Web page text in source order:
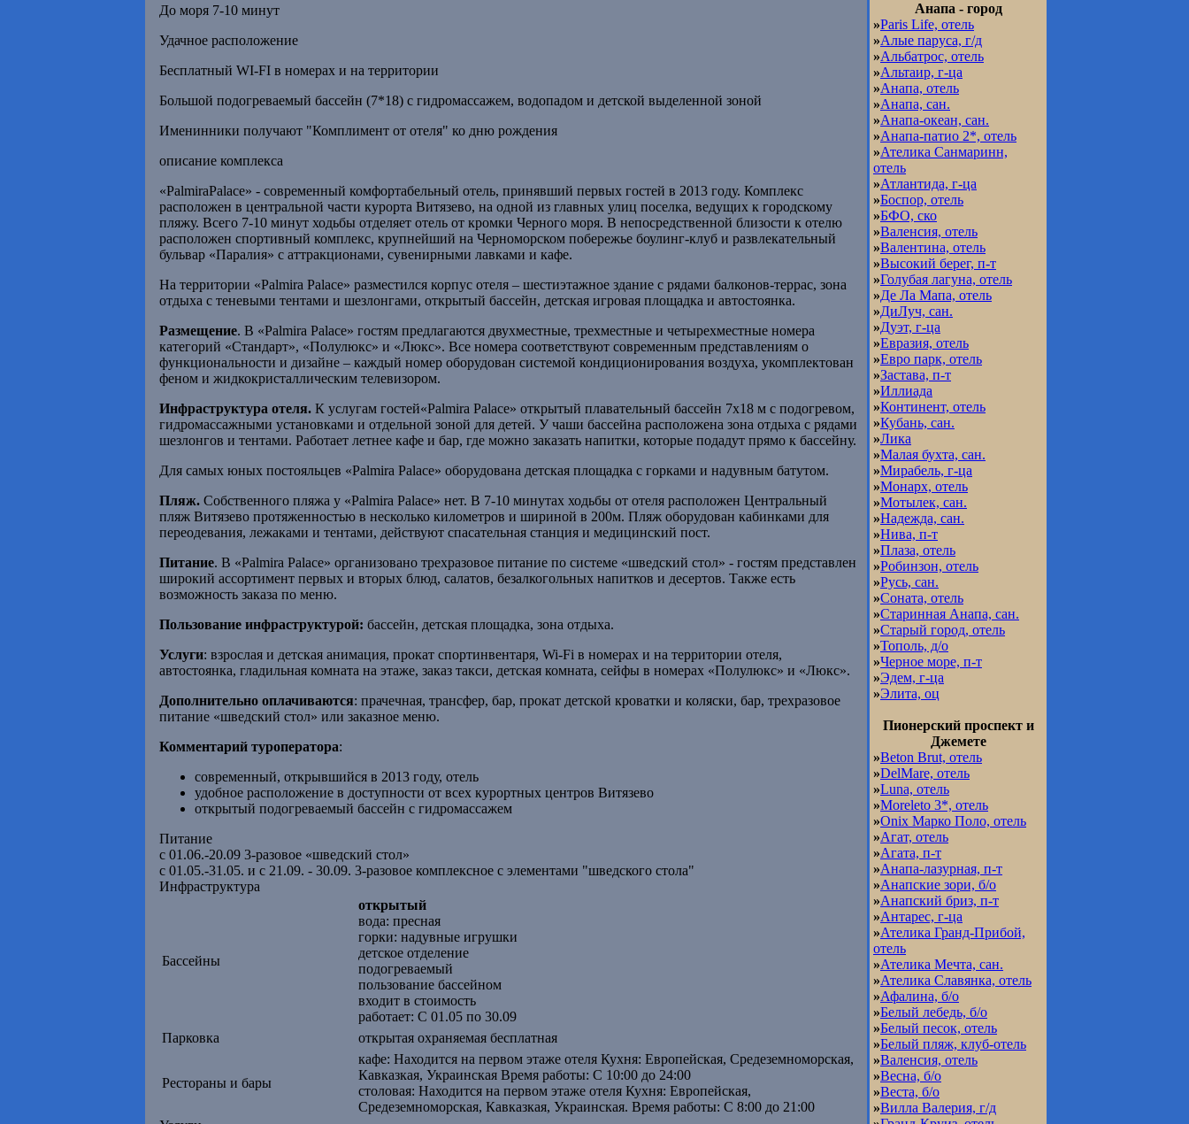
До моря 7-10 минут
Удачное расположение
Бесплатный WI-FI в номерах и на территории
Большой подогреваемый бассейн (7*18) с гидромассажем, водопадом и детской выделенной зоной
Именинники получают "Комплимент от отеля" ко дню рождения
описание комплекса
«PalmiraPalace» - современный комфортабельный отель, принявший первых гостей в 2013 году. Комплекс
расположен в центральной части курорта Витязево, на одной из главных улиц поселка, ведущих к городскому
пляжу. Всего 7-10 минут ходьбы отделяет отель от кромки Черного моря. В непосредственной близости к отелю
расположен спортивный комплекс, крупнейший на Черноморском побережье боулинг-клуб и развлекательный
бульвар «Паралия» с аттракционами, сувенирными лавками и кафе.
На территории «Palmira Palace» разместился корпус отеля – шестиэтажное здание с рядами балконов-террас, зона
отдыха с теневыми тентами и шезлонгами, открытый бассейн, детская игровая площадка и автостоянка.
Размещение. В «Palmira Palace» гостям предлагаются двухместные, трехместные и четырехместные номера
категорий «Стандарт», «Полулюкс» и «Люкс». Все номера соответствуют современным представлениям о
функциональности и дизайне – каждый номер оборудован системой кондиционирования воздуха, укомплектован
феном и жидкокристаллическим телевизором.
Инфраструктура отеля. К услугам гостей«Palmira Palace» открытый плавательный бассейн 7х18 м с подогревом,
гидромассажными установками и отдельной зоной для детей. У чаши бассейна расположена зона отдыха с рядами
шезлонгов и тентами. Работает летнее кафе и бар, где можно заказать напитки, которые подадут прямо к бассейну.
Для самых юных постояльцев «Palmira Palace» оборудована детская площадка с горками и надувным батутом.
Пляж. Собственного пляжа у «Palmira Palace» нет. В 7-10 минутах ходьбы от отеля расположен Центральный
пляж Витязево протяженностью в несколько километров и шириной в 200м. Пляж оборудован кабинками для
переодевания, лежаками и тентами, действуют спасательная станция и медицинский пост.
Питание. В «Palmira Palace» организовано трехразовое питание по системе «шведский стол» - гостям представлен
широкий ассортимент первых и вторых блюд, салатов, безалкогольных напитков и десертов. Также есть
возможность заказа по меню.
Пользование инфраструктурой: бассейн, детская площадка, зона отдыха.
Услуги: взрослая и детская анимация, прокат спортинвентаря, Wi-Fi в номерах и на территории отеля,
автостоянка, гладильная комната на этаже, заказ такси, детская комната, сейфы в номерах «Полулюкс» и «Люкс».
Дополнительно оплачиваются: прачечная, трансфер, бар, прокат детской кроватки и коляски, бар, трехразовое
питание «шведский стол» или заказное меню.
Комментарий туроператора:
современный, открывшийся в 2013 году, отель
удобное расположение в доступности от всех курортных центров Витязево
открытый подогреваемый бассейн с гидромассажем
Питание
с 01.06.-20.09 3-разовое «шведский стол»
с 01.05.-31.05. и с 21.09. - 30.09. 3-разовое комплексное с элементами "шведского стола"
Инфраструктура
Бассейны
открытый
вода: пресная
горки: надувные игрушки
детское отделение
подогреваемый
пользование бассейном
входит в стоимость
работает: С 01.05 по 30.09
Парковка
открытая охраняемая бесплатная
Рестораны и бары
кафе: Находится на первом этаже отеля Кухня: Европейская, Средеземноморская,
Кавказкая, Украинская Время работы: С 10:00 до 24:00
столовая: Находится на первом этаже отеля Кухня: Европейская,
Средеземноморская, Кавказкая, Украинская. Время работы: С 8:00 до 21:00
Анапа - город
»Paris Life, отель
»Алые паруса, г/д
»Альбатрос, отель
»Альтаир, г-ца
»Анапа, отель
»Анапа, сан.
»Анапа-океан, сан.
»Анапа-патио 2*, отель
»Ателика Санмаринн,
отель
»Атлантида, г-ца
»Боспор, отель
»БФО, ско
»Валенсия, отель
»Валентина, отель
»Высокий берег, п-т
»Голубая лагуна, отель
»Де Ла Мапа, отель
»ДиЛуч, сан.
»Дуэт, г-ца
»Евразия, отель
»Евро парк, отель
»Застава, п-т
»Иллиада
»Континент, отель
»Кубань, сан.
»Лика
»Малая бухта, сан.
»Мирабель, г-ца
»Монарх, отель
»Мотылек, сан.
»Надежда, сан.
»Нива, п-т
»Плаза, отель
»Робинзон, отель
»Русь, сан.
»Соната, отель
»Старинная Анапа, сан.
»Старый город, отель
»Тополь, д/о
»Черное море, п-т
»Эдем, г-ца
»Элита, оц
Пионерский проспект и
Джемете
»Beton Brut, отель
»DelMare, отель
»Luna, отель
»Moreleto 3*, отель
»Onix Марко Поло, отель
»Агат, отель
»Агата, п-т
»Анапа-лазурная, п-т
»Анапские зори, б/о
»Анапский бриз, п-т
»Антарес, г-ца
»Ателика Гранд-Прибой,
отель
»Ателика Мечта, сан.
»Ателика Славянка, отель
»Афалина, б/о
»Белый лебедь, б/о
»Белый песок, отель
»Белый пляж, клуб-отель
»Валенсия, отель
»Весна, б/о
»Веста, б/о
»Вилла Валерия, г/д